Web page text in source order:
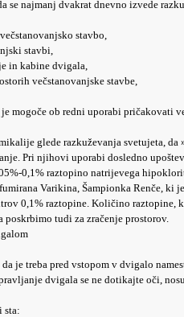
se najmanj dvakrat dnevno izvede
stavbo,
stavbi,
in kabine dvigala,
večstanovanjske stavbe,
je mogoče ob redni uporabi pričakovati
glede razkuževanja svetujeta,
Pri njihovi uporabi dosledno
0,1% raztopino natrijevega
Varikina, Šampionka Renče,
0,1% raztopine. Količino raztopine,
poskrbimo tudi za zračenje prostorov.
je treba pred vstopom v dvigalo
dvigala se ne dotikajte oči,
sta: